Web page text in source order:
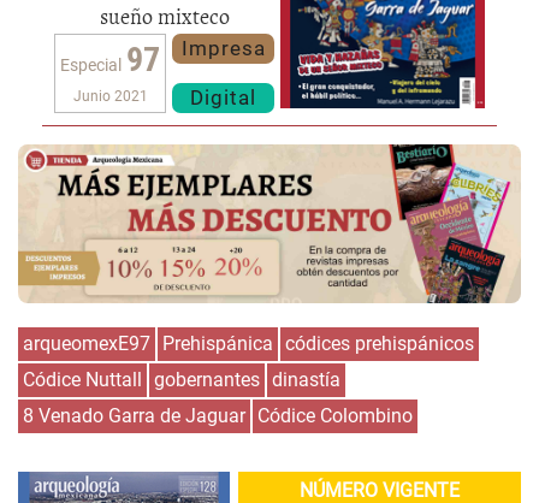
sueño mixteco
Especial 97
Junio 2021
Impresa
Digital
arqueomexE97 Prehispánica códices prehispánicos
Códice Nuttall gobernantes dinastía
8 Venado Garra de Jaguar Códice Colombino
NÚMERO VIGENTE